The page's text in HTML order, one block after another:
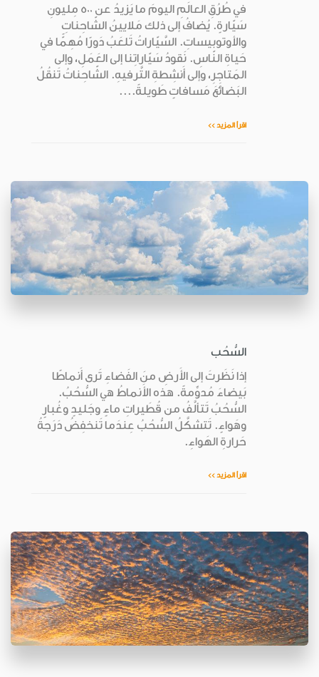
في طُرُقِ العالَمِ اليومَ ما يَزيدُ عن 500 مِليونِ
سَيّارةٍ. يُضافُ إلى ذلك مَلايينُ الشّاحِناتِ
والأوتوبيساتِ. السَّيّاراتُ تَلعَبُ دَورًا مُهِمًّا في
حَياةِ النّاسِ. نَقودُ سَيّاراتِنا إلى العَمَلِ، وإلى
المَتاجِرِ، وإلى أَنشِطةِ التَّرفيهِ. الشّاحِناتُ تَنقُلُ
البَضائعَ مَسافاتٍ طَويلةً....
اقرأ المزيد >>
السُّحُب
إذا نَظَرتَ إلى الأَرضِ منَ الفَضاءِ تَرى أَنماطًا
بَيضاءَ مُدوِّمةً. هذه الأَنماطُ هي السُّحُبُ.
السُّحُبُ تَتألَّفُ من قُطَيراتِ ماءٍ وجَليدٍ وغُبارٍ
وهَواءٍ. تَتشكَّلُ السُّحُبُ عِندَما تَنخفِضُ دَرَجةُ
حَرارةِ الهَواءِ.
اقرأ المزيد >>